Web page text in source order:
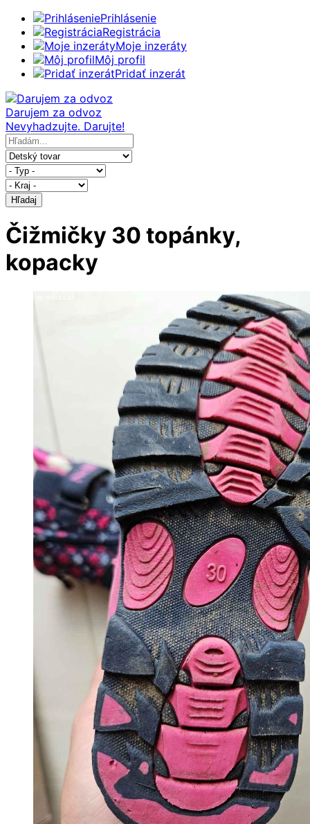
Prihlásenie
Registrácia
Moje inzeráty
Môj profil
Pridať inzerát
Darujem za odvoz
Nevyhadzujte. Darujte!
Hľadaj
Čižmičky 30 topánky,
kopacky